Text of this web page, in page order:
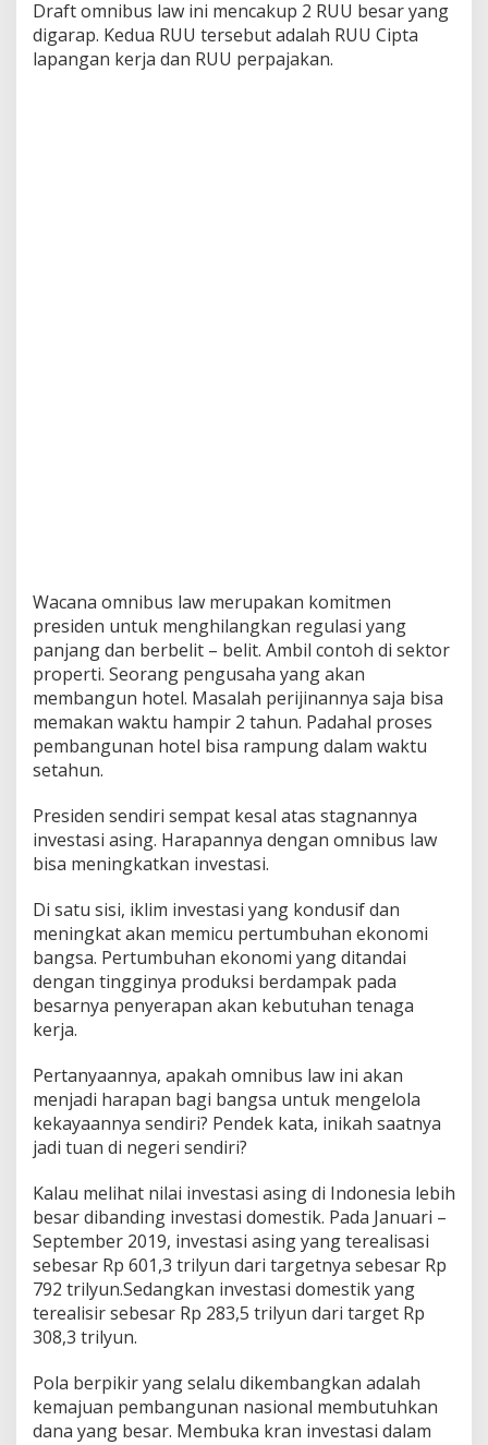
Draft omnibus law ini mencakup 2 RUU besar yang
digarap. Kedua RUU tersebut adalah RUU Cipta
lapangan kerja dan RUU perpajakan.
Wacana omnibus law merupakan komitmen
presiden untuk menghilangkan regulasi yang
panjang dan berbelit – belit. Ambil contoh di sektor
properti. Seorang pengusaha yang akan
membangun hotel. Masalah perijinannya saja bisa
memakan waktu hampir 2 tahun. Padahal proses
pembangunan hotel bisa rampung dalam waktu
setahun.
Presiden sendiri sempat kesal atas stagnannya
investasi asing. Harapannya dengan omnibus law
bisa meningkatkan investasi.
Di satu sisi, iklim investasi yang kondusif dan
meningkat akan memicu pertumbuhan ekonomi
bangsa. Pertumbuhan ekonomi yang ditandai
dengan tingginya produksi berdampak pada
besarnya penyerapan akan kebutuhan tenaga
kerja.
Pertanyaannya, apakah omnibus law ini akan
menjadi harapan bagi bangsa untuk mengelola
kekayaannya sendiri? Pendek kata, inikah saatnya
jadi tuan di negeri sendiri?
Kalau melihat nilai investasi asing di Indonesia lebih
besar dibanding investasi domestik. Pada Januari –
September 2019, investasi asing yang terealisasi
sebesar Rp 601,3 trilyun dari targetnya sebesar Rp
792 trilyun.Sedangkan investasi domestik yang
terealisir sebesar Rp 283,5 trilyun dari target Rp
308,3 trilyun.
Pola berpikir yang selalu dikembangkan adalah
kemajuan pembangunan nasional membutuhkan
dana yang besar. Membuka kran investasi dalam